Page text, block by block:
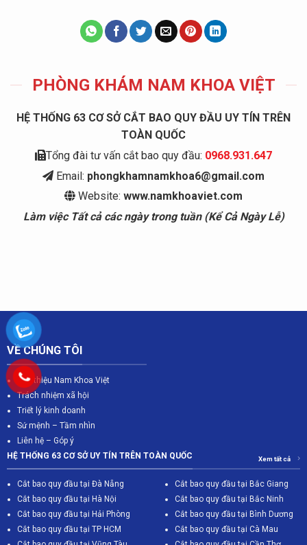
PHÒNG KHÁM NAM KHOA VIỆT
HỆ THỐNG 63 CƠ SỞ CẮT BAO QUY ĐẦU UY TÍN TRÊN
TOÀN QUỐC
Tổng đài tư vấn cắt bao quy đầu: 0968.931.647
Email: phongkhamnamkhoa6@gmail.com
Website: www.namkhoaviet.com
Làm việc Tất cả các ngày trong tuần (Kể Cả Ngày Lễ)
VỀ CHÚNG TÔI
Giới thiệu Nam Khoa Việt
Trách nhiệm xã hội
Triết lý kinh doanh
Sứ mệnh – Tầm nhìn
Liên hệ – Góp ý
HỆ THỐNG 63 CƠ SỞ UY TÍN TRÊN TOÀN QUỐC
Xem tất cả
Cắt bao quy đầu tại Đà Nẵng
Cắt bao quy đầu tại Hà Nội
Cắt bao quy đầu tại Hải Phòng
Cắt bao quy đầu tại TP HCM
Cắt bao quy đầu tại Bắc Giang
Cắt bao quy đầu tại Bắc Ninh
Cắt bao quy đầu tại Bình Dương
Cắt bao quy đầu tại Cà Mau